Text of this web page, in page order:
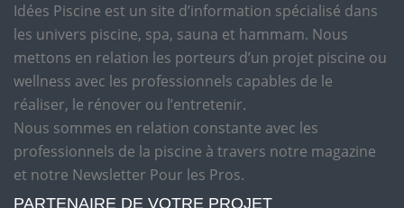
Idées Piscine est un site d’information spécialisé dans
les univers piscine, spa, sauna et hammam. Nous
mettons en relation les porteurs d’un projet piscine ou
wellness avec les professionnels capables de le
réaliser, le rénover ou l’entretenir.
Nous sommes en relation constante avec les
professionnels de la piscine à travers notre magazine
et notre Newsletter Pour les Pros.
PARTENAIRE DE VOTRE PROJET